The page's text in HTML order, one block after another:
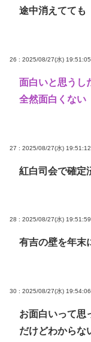
途中消えてても
26 : 2025/08/27(水)
面白いと思うし
全然面白くない
27 : 2025/08/27(水)
紅白司会で確定
28 : 2025/08/27(水)
有吉の壁を年末
30 : 2025/08/27(水)
お面白いって
だけどわからな